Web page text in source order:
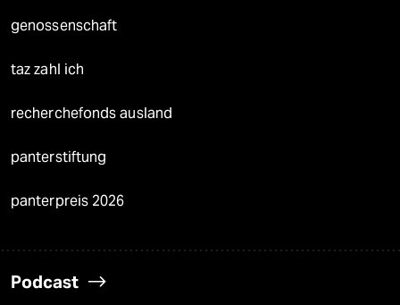
genossenschaft
taz zahl ich
recherchefonds ausland
panterstiftung
panterpreis 2026
Podcast